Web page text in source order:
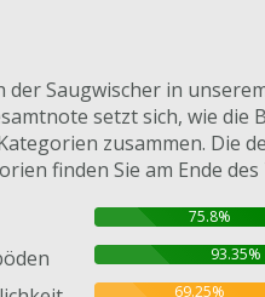
der Saugwischer in
setzt sich, wie die
zusammen. Die
finden Sie am Ende
75.8%
93.35%
69.25%